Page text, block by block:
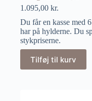
1.095,00 kr.
Du får en kasse med
har på hylderne. Du
stykpriserne.
Tilføj til kurv